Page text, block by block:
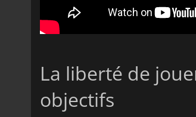
La liberté de
objectifs